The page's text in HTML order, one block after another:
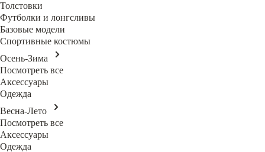
Толстовки
Футболки и лонгсливы
Базовые модели
Спортивные костюмы
Осень-Зима
Посмотреть все
Аксессуары
Одежда
Весна-Лето
Посмотреть все
Аксессуары
Одежда